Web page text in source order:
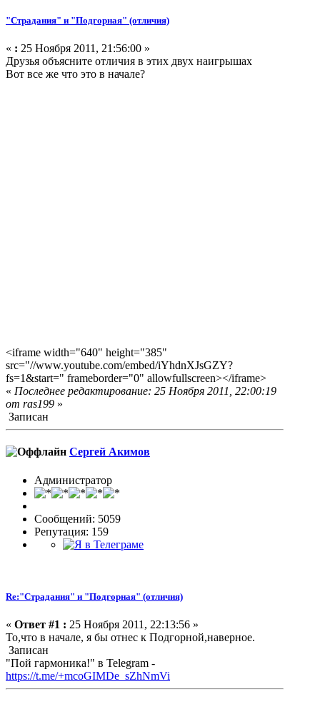
"Страдания" и "Подгорная" (отличия)
« : 25 Ноября 2011, 21:56:00 »
Друзья объясните отличия в этих двух наигрышах
Вот все же что это в начале?
<iframe width="640" height="385"
src="//www.youtube.com/embed/iYhdnXJsGZY?
fs=1&start=" frameborder="0" allowfullscreen></iframe>
« Последнее редактирование: 25 Ноября 2011, 22:00:19
от ras199 »
Записан
Сергей Акимов
Администратор
Сообщений: 5059
Репутация: 159
Re:"Страдания" и "Подгорная" (отличия)
« Ответ #1 : 25 Ноября 2011, 22:13:56 »
То,что в начале, я бы отнес к Подгорной,наверное.
Записан
"Пой гармоника!" в Telegram -
https://t.me/+mcoGIMDe_sZhNmVi